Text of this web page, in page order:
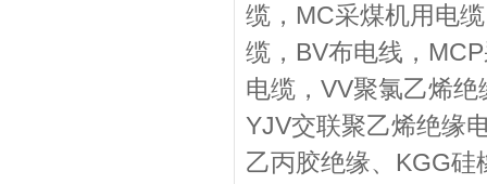
缆，MC采煤机用电
缆，BV布电线，
电缆，VV聚氯乙烯
YJV交联聚乙烯绝缘
乙丙胶绝缘、KGG